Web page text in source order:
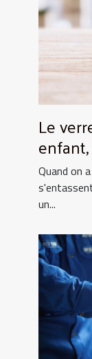
Le
Quand on
un...